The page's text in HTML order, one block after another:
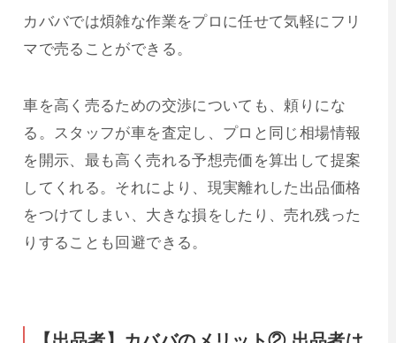
カババでは煩雑な作業をプロに任せて気軽にフリ
マで売ることができる。
車を高く売るための交渉についても、頼りにな
る。スタッフが車を査定し、プロと同じ相場情報
を開示、最も高く売れる予想売価を算出して提案
してくれる。それにより、現実離れした出品価格
をつけてしまい、大きな損をしたり、売れ残った
りすることも回避できる。